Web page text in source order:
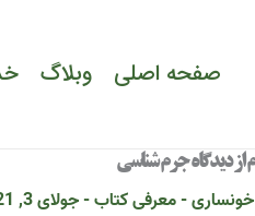
صفحه اصلی وبلاگ
از دیدگاه جرم شناسی
-معرفی کتاب-جولای 3, 2021